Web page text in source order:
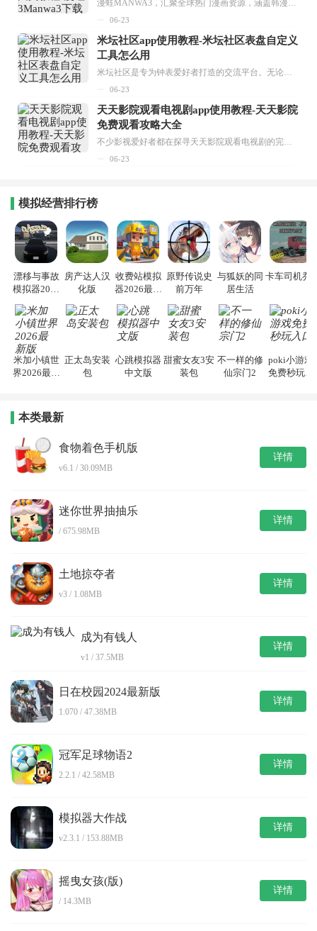
漫蛙MANWA3，汇聚全球热门漫画资源，涵盖韩漫、欧美漫画、国漫等多种类型，题材丰富多样，全方位满足用户阅读喜好。它不仅是阅读平台，更是创作平台，为广大用户打造零门槛创作环境。...
06-23
米坛社区app使用教程-米坛社区表盘自定义
工具怎么用
米坛社区是专为钟表爱好者打造的交流平台。无论你是初涉钟表领域的普通爱好者，还是拥有多年收藏经验的资深玩家，都能在此找到属于自己的天地。 无需注册，就能轻松参与其中。通过专业的讨论论坛与丰富的交互功能，你可与世界各地的钟表爱好者畅快交流。若你钟情于钟表，米坛社区无疑是值得一试的理想之选。在这里，你能获取最新的手表资讯，交流见解，提升鉴赏品味，让每一块手表都成为收藏故事中重要的一部分。感兴趣的朋友，不要错过下载机会。...
06-23
天天影院观看电视剧app使用教程-天天影院
免费观看攻略大全
不少影视爱好者都在探寻天天影院观看电视剧的完整方法，结合最新平台使用规则，本篇新手入门攻略全面讲解观看渠道、检索流程、播放设置以及画面模式调整等实用内容。全文适配手机、电脑等主流设备，步骤简洁易懂，无论是初次使用的新手，还是想要优化观影体验的用户，都能参照内容快速上手，熟练掌握平台各项操作技巧，轻松畅享影视内容。...
06-23
模拟经营排行榜
漂移与事故
模拟器2026
手机版
房产达人汉
化版
收费站模拟
器2026最新
原野传说史
前万年
与狐妖的同
居生活
卡车司机乔3
米加小镇世
界2026最新
正太岛安装
包
心跳模拟器
中文版
甜蜜女友3安
装包
不一样的修
仙宗门2
poki小游戏
免费秒玩入
本类最新
食物着色手机版
v6.1 / 30.09MB
详情
迷你世界抽抽乐
/ 675.98MB
详情
土地掠夺者
v3 / 1.08MB
详情
成为有钱人
v1 / 37.5MB
详情
日在校园2024最新版
1.070 / 47.38MB
详情
冠军足球物语2
2.2.1 / 42.58MB
详情
模拟器大作战
v2.3.1 / 153.88MB
详情
摇曳女孩(版)
/ 14.3MB
详情